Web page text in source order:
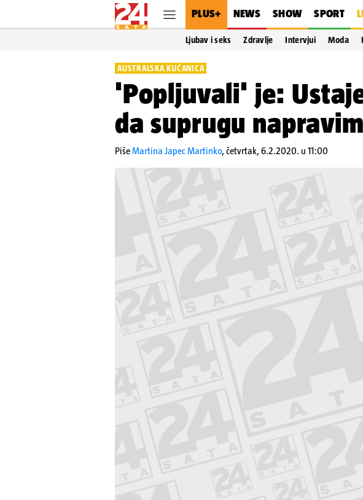
PLUS+ NEWS SHOW SPORT
Ljubav i seks Zdravlje Intervjui Moda
AUSTRALSKA KUĆANICA
'Popljuvali' je:
da suprugu
PišeMartina Japec Martinko,četvrtak, 6.2.2020. u 11:00